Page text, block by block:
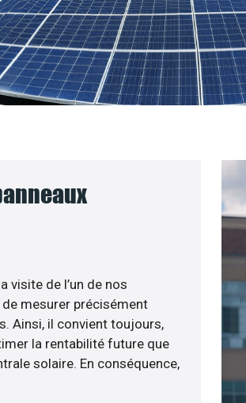
visite de l’un de nos
mesurer précisément
Ainsi, il convient toujours,
la rentabilité future que
solaire. En conséquence,